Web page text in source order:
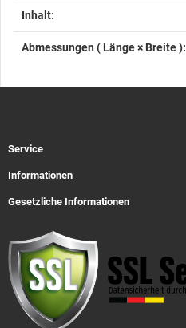
Inhalt‍:
Abmessungen ( Länge × Breite )‍:
Service
Informationen
Gesetzliche Informationen